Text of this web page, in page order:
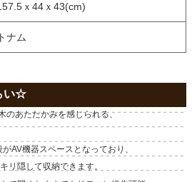
ｘ44ｘ43(cm)
ナム
い☆
のあたたかみを感じられる、
AV機器スペースとなっており、
リ隠して収納できます。